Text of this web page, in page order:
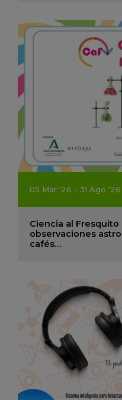
05 Mar '26 - 31 Ago '26
Ciencia al Fresquito
observaciones
cafés…